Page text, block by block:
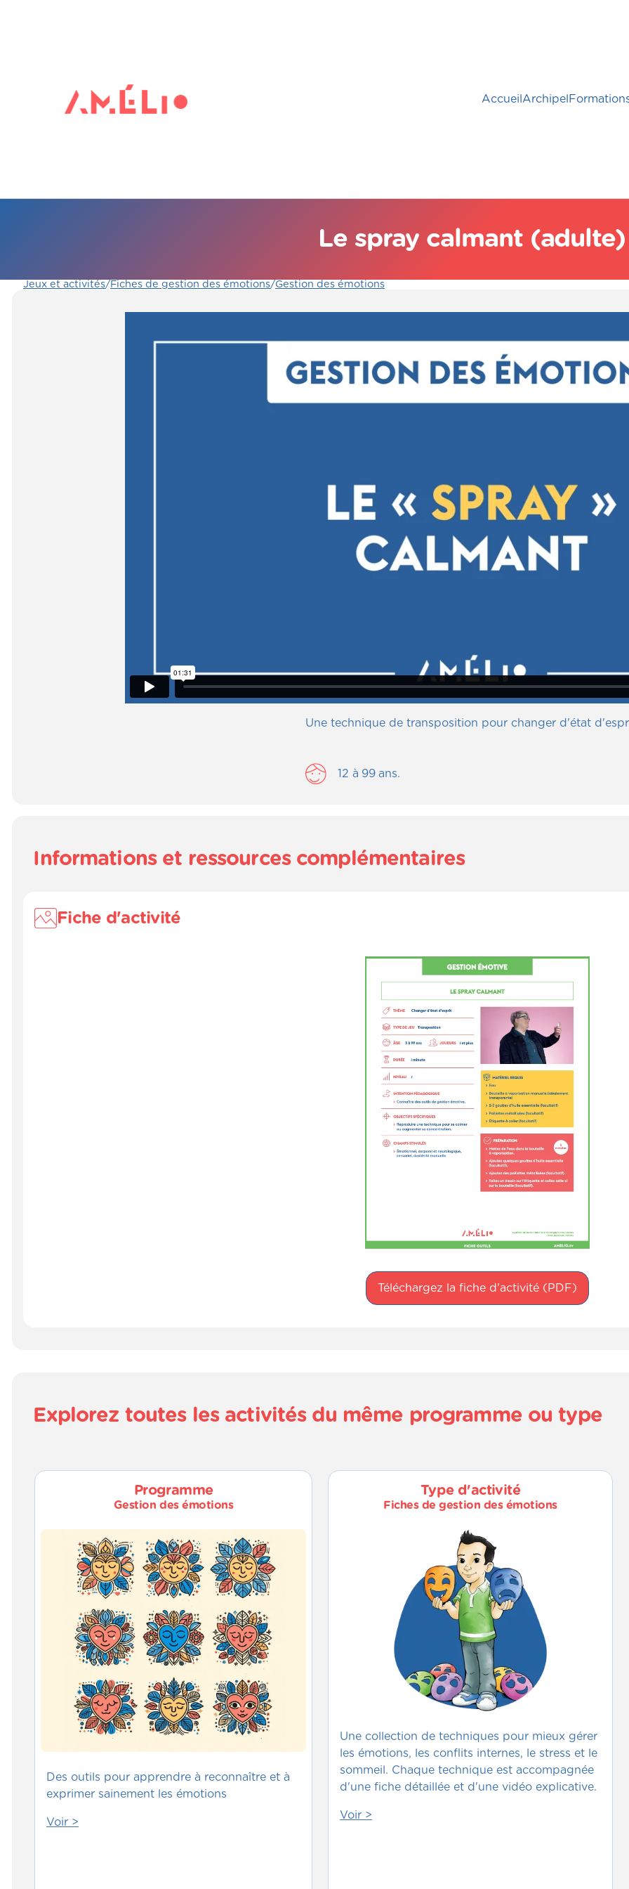
Accueil Archipel
Le spray calmant (adulte)
Jeux et activités/Fiches de gestion des émotions/Gestion des émotions
Une technique de transposition pour changer d'état
12 à 99 ans.
Informations et ressources complémentaires
Fiche d'activité
Téléchargez la fiche d'activité (PDF)
Explorez toutes les activités du même programme ou type
Programme
Gestion des émotions
Des outils pour apprendre à reconnaître et à
exprimer sainement les émotions
Voir >
Type d'activité
Fiches de gestion des émotions
Une collection de techniques pour mieux gérer
les émotions, les conflits internes, le stress et le
sommeil. Chaque technique est accompagnée
d'une fiche détaillée et d'une vidéo explicative.
Voir >